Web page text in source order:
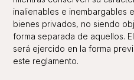
inalienables e inembargables
bienes privados, no siendo
forma separada de aquellos.
será ejercido en la forma
este reglamento.